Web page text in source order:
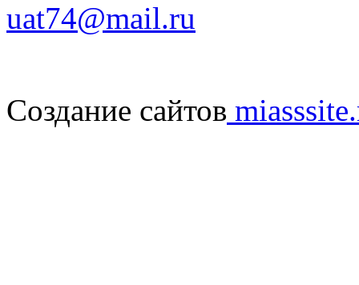
uat74@mail.ru
Создание сайтов